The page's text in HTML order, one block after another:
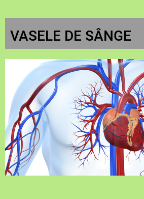
VASELE DE SÂNGE